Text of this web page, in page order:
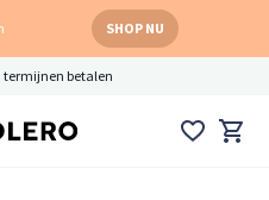
SHOP NU
termijnen betalen